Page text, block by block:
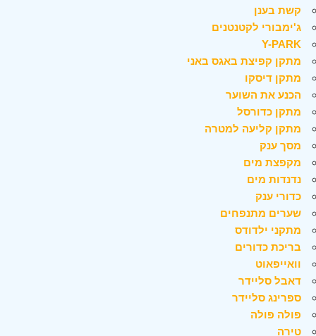
קשת בענן
ג'ימבורי לקטנטנים
Y-PARK
מתקן קפיצת באגס באני
מתקן דיסקו
הכנע את השוער
מתקן כדורסל
מתקן קליעה למטרה
מסך ענק
מקפצת מים
נדנדות מים
כדורי ענק
שערים מתנפחים
מתקני ילדודס
בריכת כדורים
וואייפאוט
דאבל סליידר
ספרינג סליידר
פולה פולה
טירה